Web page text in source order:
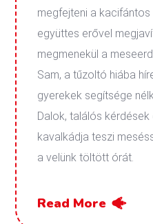
megfejteni a
együttes erővel
megmenekül a
Sam, a tűzoltó hiába
gyerekek segítsége
Dalok, találós
kavalkádja teszi
a velünk töltött órát.
Read More